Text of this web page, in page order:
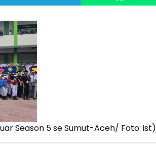
Season 5 se Sumut-Aceh/ Foto: ist)